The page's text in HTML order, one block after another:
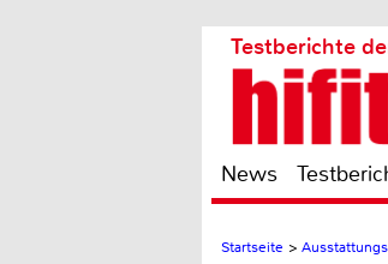
Testberichte
News
Startseite >